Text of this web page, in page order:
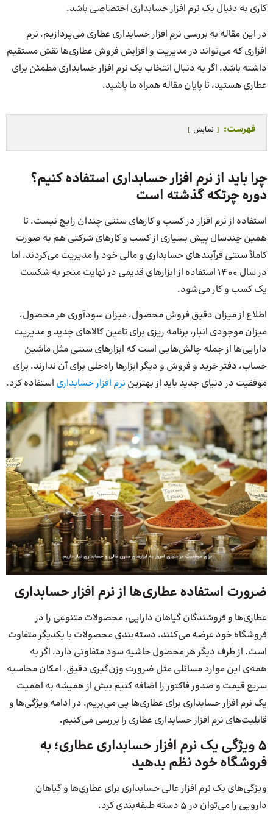
کاری به دنبال یک نرم افزار حسابداری اختصاصی باشد.
در این مقاله به بررسی نرم افزار حسابداری عطاری می‌پردازیم. نرم
افزاری که می‌تواند در مدیریت و افزایش فروش عطاری‌ها نقش مستقیم
داشته باشد. اگر به دنبال انتخاب یک نرم افزار حسابداری مطمئن برای
عطاری هستید، تا پایان مقاله همراه ما باشید.
فهرست: نمایش
چرا باید از نرم افزار حسابداری استفاده کنیم؟
دوره چرتکه گذشته است
استفاده از نرم افزار در کسب و کارهای سنتی چندان رایج نیست. تا
همین چندسال پیش بسیاری از کسب و کارهای شرکتی هم به صورت
کاملاً سنتی فرآیندهای حسابداری و مالی خود را مدیریت می‌کردند. اما
در سال 1400 استفاده از ابزارهای قدیمی در نهایت منجر به شکست
یک کسب و کار می‌شود.
اطلاع از میزان دقیق فروش محصول، میزان سودآوری هر محصول،
میزان موجودی انبار، برنامه ریزی برای تامین کالاهای جدید و مدیریت
دارایی‌ها از جمله چالش‌هایی است که ابزارهای سنتی مثل ماشین
حساب، دفتر خرید و فروش و دیگر ابزارها راه‌حلی برای آن ندارند. برای
موفقیت در دنیای جدید باید از بهترین نرم افزار حسابداری استفاده کرد.
ضرورت استفاده عطاری‌ها از نرم افزار حسابداری
عطاری‌ها و فروشندگان گیاهان دارایی، محصولات متنوعی را در
فروشگاه خود عرضه می‌کنند. دسته‌بندی محصولات با یکدیگر متفاوت
است. از طرف دیگر هر محصول حاشیه سود متفاوتی دارد. اگر به
همه‌ی این موارد مسائلی مثل ضرورت وزن‌گیری دقیق، امکان محاسبه
سریع قیمت و صدور فاکتور را اضافه کنیم بیش از همیشه به اهمیت
یک نرم افزار حسابداری برای عطاری‌ها پی می‌بریم. در ادامه ویژگی‌ها و
قابلیت‌های نرم افزار حسابداری عطاری را بررسی می‌کنیم.
5 ویژگی یک نرم افزار حسابداری عطاری؛ به
فروشگاه خود نظم بدهید
ویژگی‌های یک نرم افزار عالی حسابداری برای عطاری‌ها و گیاهان
دارویی را می‌توان در 5 دسته طبقه‌بندی کرد.